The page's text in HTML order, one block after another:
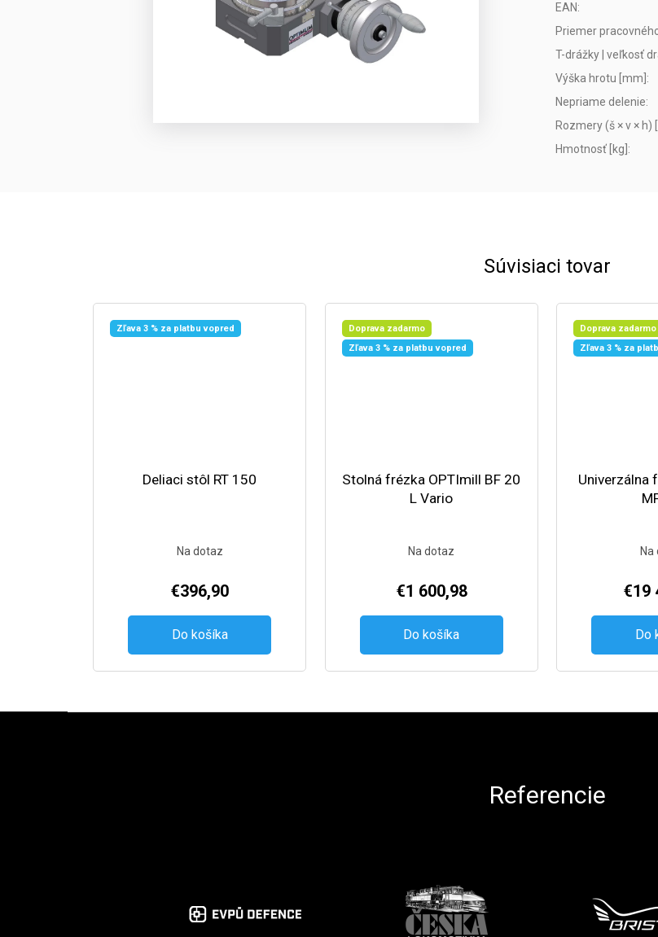
EAN:
Priemer
T-drážky | veľkosť
Výška hrotu [mm] :
Nepriame delenie:
Rozmery (š × v × h)
Hmotnosť [kg] :
Súvisiaci tovar
Zľava 3 % za platbu vopred
Deliaci stôl RT 150
Na dotaz
€396,90
Do košíka
Doprava zadarmo
Zľava 3 % za platbu vopred
Stolná frézka OPTImill BF 20
L Vario
Na dotaz
€1 600,98
Do košíka
Doprava zadarmo
Zľava 3 % za
Univerzálna
Na
€19
Do
Referencie